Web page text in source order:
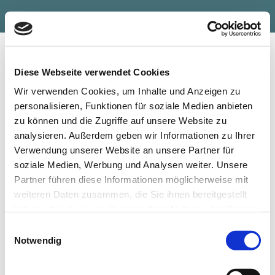
Diese Webseite verwendet Cookies
Wir verwenden Cookies, um Inhalte und Anzeigen zu
personalisieren, Funktionen für soziale Medien anbieten
zu können und die Zugriffe auf unsere Website zu
analysieren. Außerdem geben wir Informationen zu Ihrer
Verwendung unserer Website an unsere Partner für
soziale Medien, Werbung und Analysen weiter. Unsere
Partner führen diese Informationen möglicherweise mit
weiteren Daten zusammen, die Sie ihnen bereitgestellt
Notwendig
Herzlich willkommen
Hüllen für Bibeln
Bibeln gibt es in den unterschiedlichsten Formen und
Größen, ob sehr klein für die Handtasche oder große
Exemplare für die Hausbibliothek.
Insbesondere die in jeder Gemeinde zur Konfirmation
verschenkten Bibeln können mit einem handgefertigten
individuellen Einband aufgewertet und zu einer ganz
besonderen Erinnerung werden.
Ich fertige Hüllen für alle Maße. Bitte nehmen Sie
Bibel die richtige Hülle.